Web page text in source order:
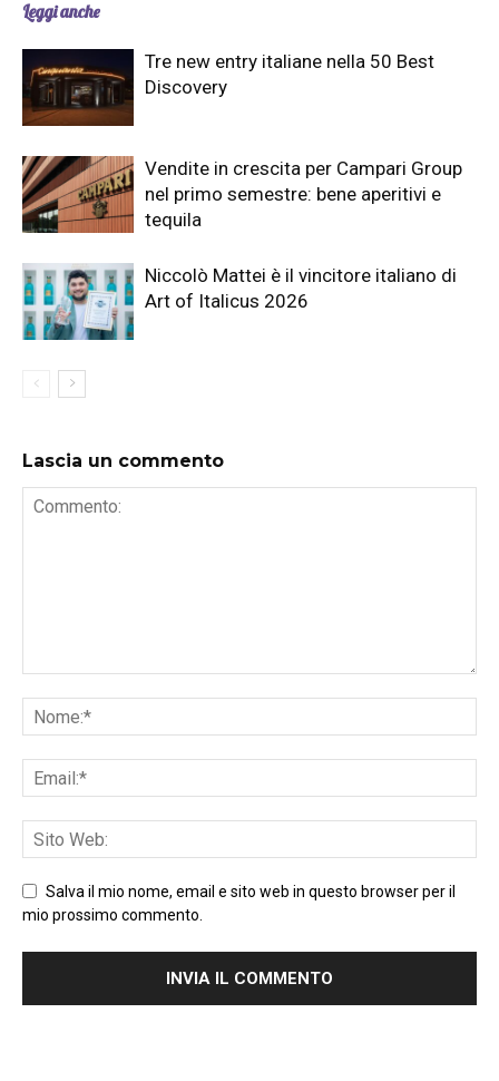
Leggi anche
Tre new entry italiane nella 50 Best
Discovery
Vendite in crescita per Campari Group
nel primo semestre: bene aperitivi e
tequila
Niccolò Mattei è il vincitore italiano di
Art of Italicus 2026
Lascia un commento
Salva il mio nome, email e sito web in questo browser per il
mio prossimo commento.